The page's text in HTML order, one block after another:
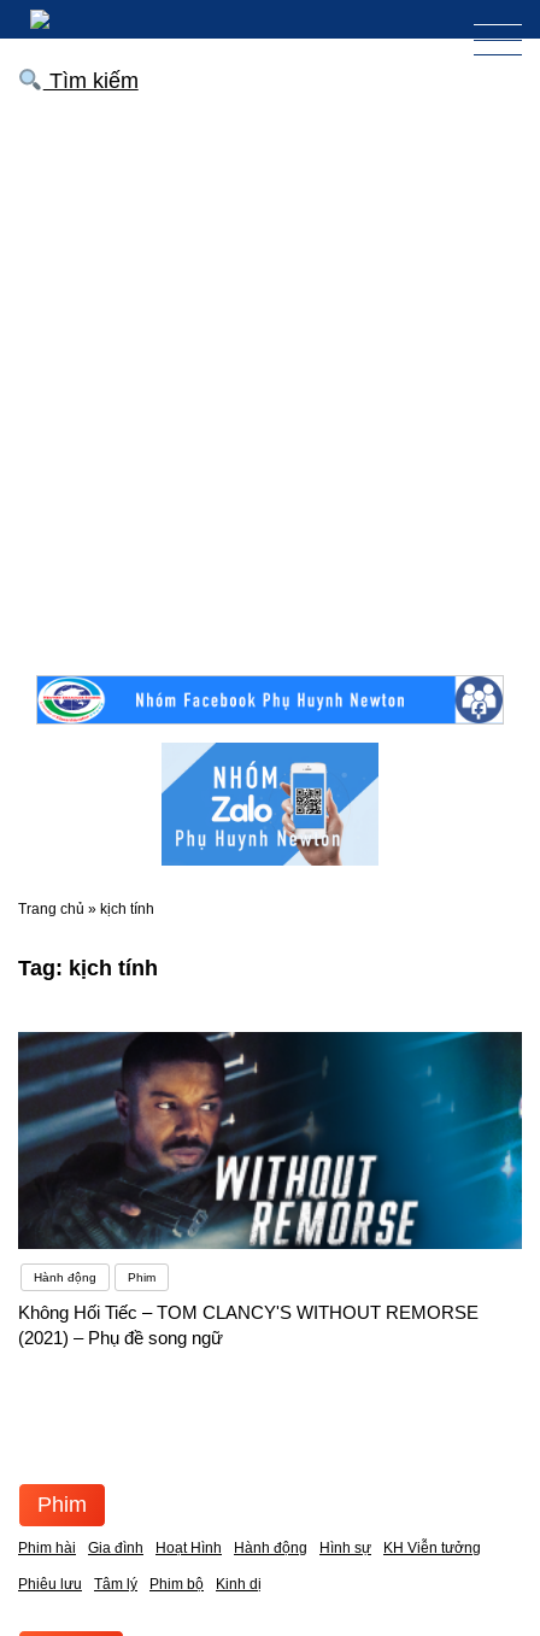
Tìm kiếm
Trang chủ » kịch tính
Tag: kịch tính
Hành động Phim
Không Hối Tiếc – TOM CLANCY'S WITHOUT REMORSE
(2021) – Phụ đề song ngữ
Phim
Phim hài Gia đình Hoạt Hình Hành động Hình sự KH Viễn tưởng
Phiêu lưu Tâm lý Phim bộ Kinh dị